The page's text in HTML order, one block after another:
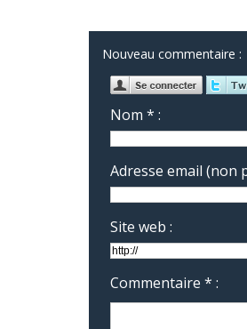
Nouveau commentaire :
Nom * :
Adresse email (non
Site web :
Commentaire * :